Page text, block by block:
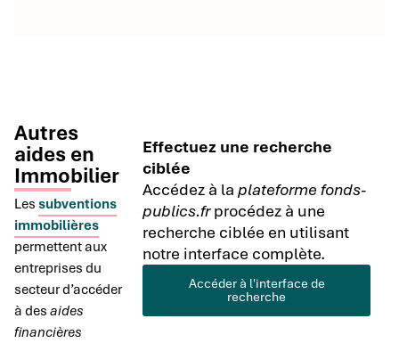
Autres
aides en
Immobilier
Les subventions
immobilières
permettent aux
entreprises du
secteur d’accéder
à des aides
financières
Effectuez une recherche
ciblée
Accédez à laplateforme fonds-
publics.frprocédez à une
recherche ciblée en utilisant
notre interface complète.
Accéder à l'interface de
recherche